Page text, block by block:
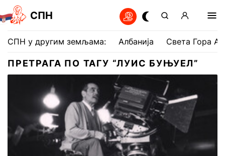
СПН
СПН у другим земљама: Албанија Света Гора
ПРЕТРАГА ПО ТАГУ “ЛУИС БУЊУЕЛ”